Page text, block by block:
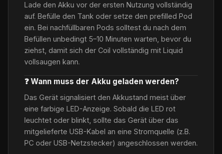
Lade den Akku vor der ersten Nutzung vollständig
auf. Befülle den Tank oder setze den prefilled Pod
ein. Bei nachfüllbaren Pods solltest du nach dem
Befüllen unbedingt 5–10 Minuten warten, bevor du
ziehst, damit sich der Coil vollständig mit Liquid
vollsaugen kann.
❓ Wann muss der Akku geladen werden?
Das Gerät signalisiert den Akkustand meist über
eine farbige LED-Anzeige. Sobald die LED rot
leuchtet oder blinkt, sollte das Gerät über das
mitgelieferte USB-Kabel an eine Stromquelle (z.B.
PC oder USB-Netzstecker) angeschlossen werden.